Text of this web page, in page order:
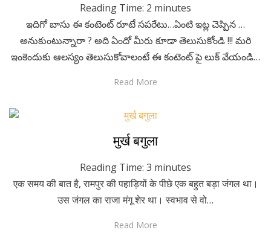
Reading Time: 2 minutes
ఇదిగో బాసు ఈ కంటెంట్ రూటే సపరేటు…ఏంటి ఇట్ల చెప్పిన …
అనుకుంటున్నారా ? అది ఏందో మీరు కూడా తెలుసుకోండి !!! మరి
ఇంకెందుకు ఆలస్యం తెలుసుకోవాలంటే ఈ కంటెంట్ పై లుక్ వేయండి…
Read More
Posted
on
May 5, 2020
Hindi
मुर्ख बगुला
Reading Time: 3 minutes
एक समय की बात है, रामपुर की पहाड़ियों के पीछे एक बहुत बड़ा जंगल था।
उस जंगल का राजा मंगू शेर था। स्वभाव से वो…
Read More